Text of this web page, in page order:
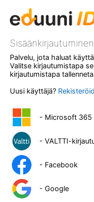
Sisäänkirjautuminen
Palvelu, jota haluat
Valitse kirjautumistapa
kirjautumistapa
Uusi käyttäjä?
- Microsoft 365
- VALTTI-
- Facebook
- Google